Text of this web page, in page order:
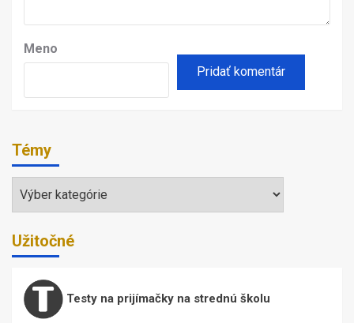
Meno
Témy
Užitočné
Testy na prijímačky na strednú školu